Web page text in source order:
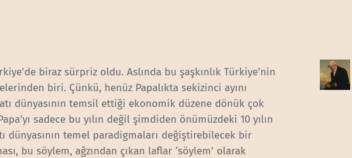
biraz sürpriz oldu. Aslında bu şaşkınlık Türkiye’nin
biri. Çünkü, henüz Papalıkta sekizinci ayını
dünyasının temsil ettiği ekonomik düzene dönük çok
sadece bu yılın değil şimdiden önümüzdeki 10 yılın
dünyasının temel paradigmaları değiştirebilecek bir
bu söylem, ağzından çıkan laflar ‘söylem’ olarak